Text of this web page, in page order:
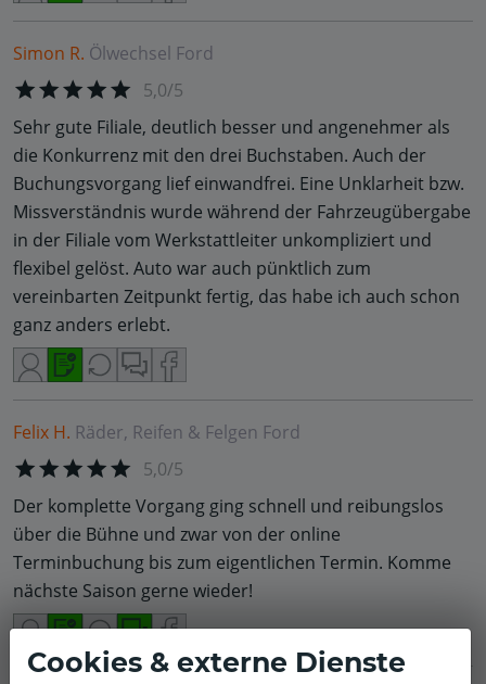
Simon R. Ölwechsel Ford
5,0/5
Sehr gute Filiale, deutlich besser und angenehmer als
die Konkurrenz mit den drei Buchstaben. Auch der
Buchungsvorgang lief einwandfrei. Eine Unklarheit bzw.
Missverständnis wurde während der Fahrzeugübergabe
in der Filiale vom Werkstattleiter unkompliziert und
flexibel gelöst. Auto war auch pünktlich zum
vereinbarten Zeitpunkt fertig, das habe ich auch schon
ganz anders erlebt.
Felix H. Räder, Reifen & Felgen Ford
5,0/5
Der komplette Vorgang ging schnell und reibungslos
über die Bühne und zwar von der online
Terminbuchung bis zum eigentlichen Termin. Komme
nächste Saison gerne wieder!
Cookies & externe Dienste